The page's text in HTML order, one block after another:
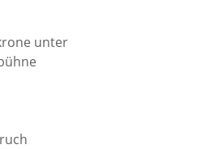
unter